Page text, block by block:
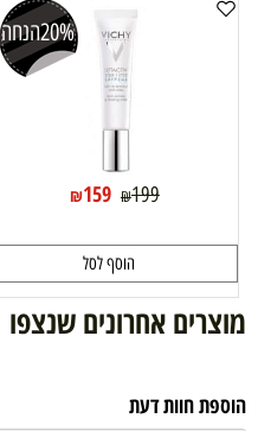
20%הנחה
₪199
₪159
הוסף לסל
מוצרים אחרונים שנצפו
הוספת חוות דעת